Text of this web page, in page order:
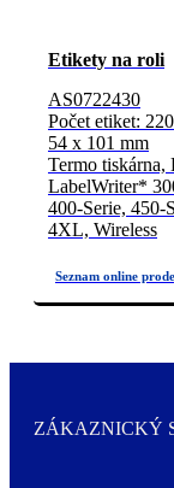
Etikety na roli
AS0722430
Počet etiket:
54 x 101 mm
Termo tiskárna,
LabelWriter*
400-Serie, 450-
4XL, Wireless
ZÁKAZNICKÝ